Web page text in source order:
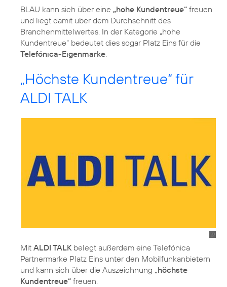
BLAU kann sich über eine „hohe Kundentreue“ freuen
und liegt damit über dem Durchschnitt des
Branchenmittelwertes. In der Kategorie „hohe
Kundentreue“ bedeutet dies sogar Platz Eins für die
Telefónica-Eigenmarke.
„Höchste Kundentreue“ für
ALDI TALK
Mit ALDI TALK belegt außerdem eine Telefónica
Partnermarke Platz Eins unter den Mobilfunkanbietern
und kann sich über die Auszeichnung „höchste
Kundentreue“ freuen.